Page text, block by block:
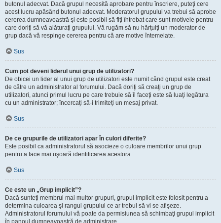
butonul adecvat. Dacă grupul necesită aprobare pentru înscriere, puteţi cere
acest lucru apăsând butonul adecvat. Moderatorul grupului va trebui să aprobe
cererea dumneavoastră şi este posibil să fiţi întrebat care sunt motivele pentru
care doriţi să vă alăturaţi grupului. Vă rugăm să nu hărţuiţi un moderator de
grup dacă vă respinge cererea pentru că are motive întemeiate.
Sus
Cum pot deveni liderul unui grup de utilizatori?
De obicei un lider al unui grup de utilizatori este numit când grupul este creat
de către un administrator al forumului. Dacă doriţi să creaţi un grup de
utilizatori, atunci primul lucru pe care trebuie să îl faceţi este să luaţi legătura
cu un administrator; încercaţi să-i trimiteţi un mesaj privat.
Sus
De ce grupurile de utilizatori apar în culori diferite?
Este posibil ca administratorul să asocieze o culoare membrilor unui grup
pentru a face mai uşoară identificarea acestora.
Sus
Ce este un „Grup implicit”?
Dacă sunteţi membrul mai multor grupuri, grupul implicit este folosit pentru a
determina culoarea şi rangul grupului ce ar trebui să vi se afişeze.
Administratorul forumului vă poate da permisiunea să schimbaţi grupul implicit
în panoul dumneavoastră de administrare.